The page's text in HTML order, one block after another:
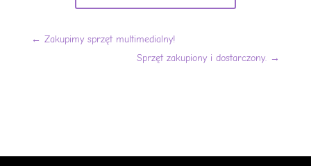
← Zakupimy sprzęt multimedialny!
Sprzęt zakupiony i dostarczony. →